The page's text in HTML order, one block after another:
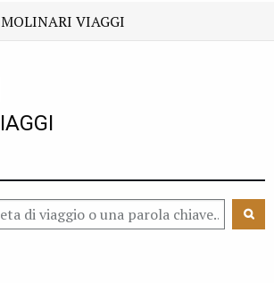
MOLINARI VIAGGI